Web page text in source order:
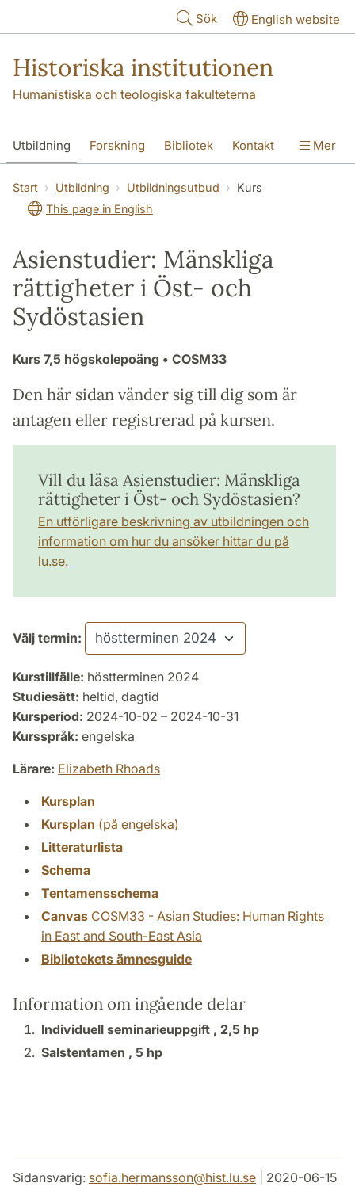
Sök English website
Historiska institutionen
Humanistiska och teologiska fakulteterna
Utbildning Forskning Bibliotek Kontakt
Om institutionen
Mer
Start Utbildning Utbildningsutbud
Kurs
This page in English
Asienstudier: Mänskliga
rättigheter i Öst- och
Sydöstasien
Kurs 7,5 högskolepoäng • COSM33
Den här sidan vänder sig till dig som är
antagen eller registrerad på kursen.
Vill du läsa Asienstudier: Mänskliga
rättigheter i Öst- och Sydöstasien?
En utförligare beskrivning av utbildningen och
information om hur du ansöker hittar du på
lu.se.
Välj termin:
Kurstillfälle: höstterminen 2024
Studiesätt: heltid, dagtid
Kursperiod: 2024-10-02 – 2024-10-31
Kursspråk: engelska
Lärare: Elizabeth Rhoads
Kursplan
Kursplan (på engelska)
Litteraturlista
Schema
Tentamensschema
Canvas COSM33 - Asian Studies: Human Rights
in East and South-East Asia
Bibliotekets ämnesguide
Information om ingående delar
Individuell seminarieuppgift , 2,5 hp
Salstentamen , 5 hp
Sidansvarig: sofia.hermansson@hist.lu.se | 2020-06-15